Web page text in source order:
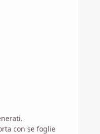
con se foglie